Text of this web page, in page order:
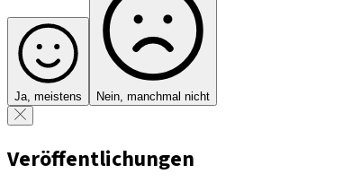
Ja, meistens Nein, manchmal nicht
Veröffentlichungen